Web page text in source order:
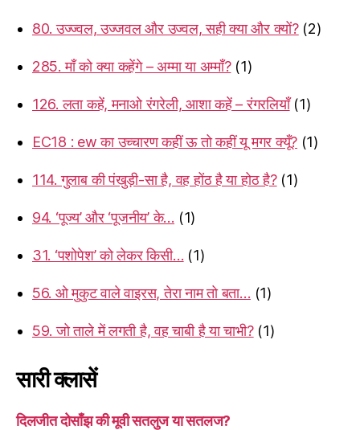
80. उज्ज्वल, उज्जवल और उज्वल, सही क्या और क्यों? (2)
285. माँ को क्या कहेंगे – अम्मा या अम्माँ? (1)
126. लता कहें, मनाओ रंगरेली, आशा कहें – रंगरलियाँ (1)
EC18 : ew का उच्चारण कहीं ऊ तो कहीं यू मगर क्यूँ? (1)
114. गुलाब की पंखुड़ी-सा है, वह होंठ है या होठ है? (1)
94. ‘पूज्य’ और ‘पूजनीय’ के… (1)
31. ‘पशोपेश’ को लेकर किसी… (1)
56. ओ मुकुट वाले वाइरस, तेरा नाम तो बता… (1)
59. जो ताले में लगती है, वह चाबी है या चाभी? (1)
सारी क्लासें
दिलजीत दोसाँझ की मूवी सतलुज या सतलज?